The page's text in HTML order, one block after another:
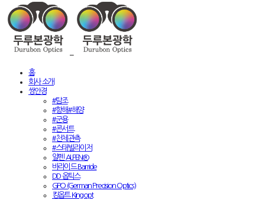
홈
회사 소개
쌍안경
#탐조
#항해#해양
#군용
#콘서트
#천체관측
#스태빌라이저
알펜 ALPEN®
바라이드 Barride
DD 옵틱스
GPO (German Precision Optics)
킹옵트 Kingopt